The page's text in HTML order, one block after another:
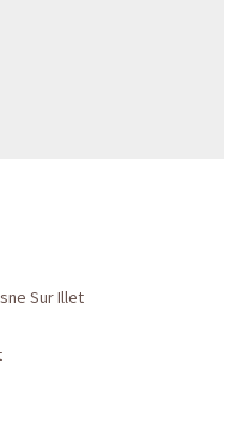
Sur Illet